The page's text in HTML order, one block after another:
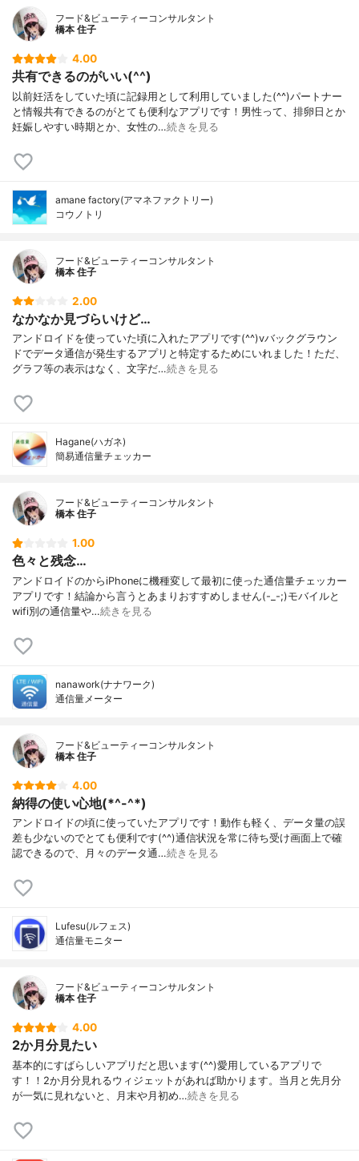
フード&ビューティーコンサルタント
橋本 住子
4.00
共有できるのがいい(^^)
以前妊活をしていた頃に記録用として利用していました(^^)パートナー
と情報共有できるのがとても便利なアプリです！男性って、排卵日とか
妊娠しやすい時期とか、女性の…続きを見る
amane factory(アマネファクトリー)
コウノトリ
フード&ビューティーコンサルタント
橋本 住子
2.00
なかなか見づらいけど…
アンドロイドを使っていた頃に入れたアプリです(^^)vバックグラウン
ドでデータ通信が発生するアプリと特定するためにいれました！ただ、
グラフ等の表示はなく、文字だ…続きを見る
Hagane(ハガネ)
簡易通信量チェッカー
フード&ビューティーコンサルタント
橋本 住子
1.00
色々と残念…
アンドロイドのからiPhoneに機種変して最初に使った通信量チェッカー
アプリです！結論から言うとあまりおすすめしません(-_-;)モバイルと
wifi別の通信量や…続きを見る
nanawork(ナナワーク)
通信量メータ‪ー‬
フード&ビューティーコンサルタント
橋本 住子
4.00
納得の使い心地(*^-^*)
アンドロイドの頃に使っていたアプリです！動作も軽く、データ量の誤
差も少ないのでとても便利です(^^)通信状況を常に待ち受け画面上で確
認できるので、月々のデータ通…続きを見る
Lufesu(ルフェス)
通信量モニター
フード&ビューティーコンサルタント
橋本 住子
4.00
2か月分見たい
基本的にすばらしいアプリだと思います(^^)愛用しているアプリで
す！！2か月分見れるウィジェットがあれば助かります。当月と先月分
が一気に見れないと、月末や月初め…続きを見る